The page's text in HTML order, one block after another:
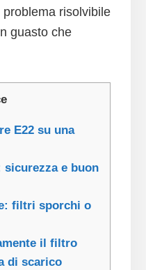
risolvibile
guasto che
E22 su una
e buon
filtri sporchi o
il filtro
di scarico